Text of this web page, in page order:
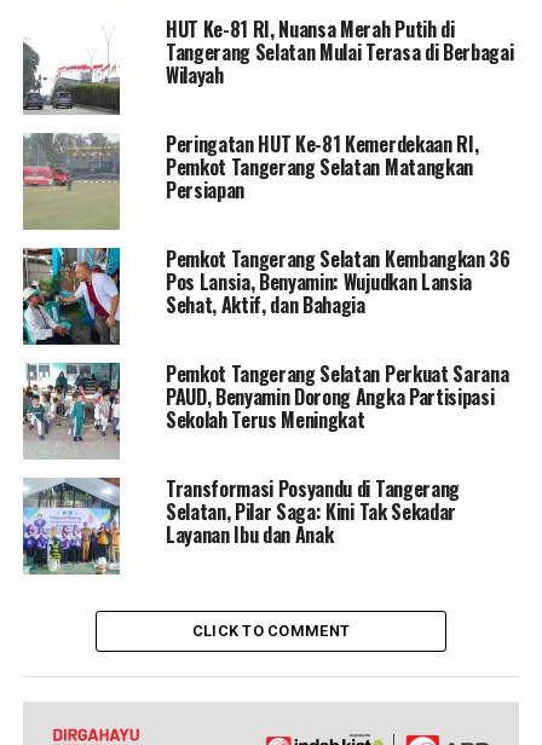
HUT Ke-81 RI, Nuansa Merah Putih di
Tangerang Selatan Mulai Terasa di Berbagai
Wilayah
Peringatan HUT Ke-81 Kemerdekaan RI,
Pemkot Tangerang Selatan Matangkan
Persiapan
Pemkot Tangerang Selatan Kembangkan 36
Pos Lansia, Benyamin: Wujudkan Lansia
Sehat, Aktif, dan Bahagia
Pemkot Tangerang Selatan Perkuat Sarana
PAUD, Benyamin Dorong Angka Partisipasi
Sekolah Terus Meningkat
Transformasi Posyandu di Tangerang
Selatan, Pilar Saga: Kini Tak Sekadar
Layanan Ibu dan Anak
CLICK TO COMMENT